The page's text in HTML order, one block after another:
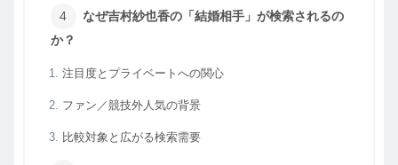
なぜ吉村紗也香の「結婚相手」が検索されるの
か？
注目度とプライベートへの関心
ファン／競技外人気の背景
比較対象と広がる検索需要